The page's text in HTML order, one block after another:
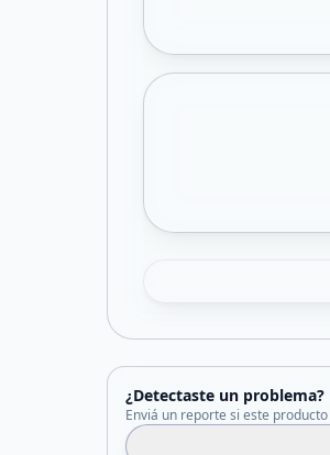
¿Detectaste un problema?
Enviá un reporte si este